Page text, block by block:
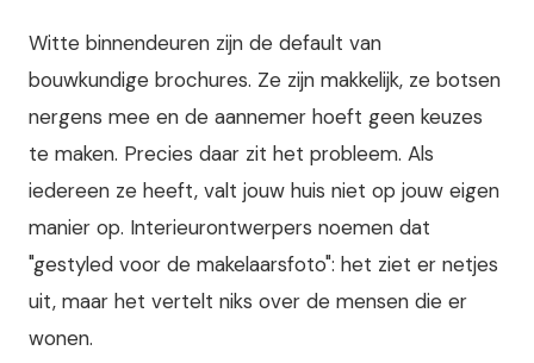
Witte binnendeuren zijn de default van
bouwkundige brochures. Ze zijn makkelijk, ze botsen
nergens mee en de aannemer hoeft geen keuzes
te maken. Precies daar zit het probleem. Als
iedereen ze heeft, valt jouw huis niet op jouw eigen
manier op. Interieurontwerpers noemen dat
"gestyled voor de makelaarsfoto": het ziet er netjes
uit, maar het vertelt niks over de mensen die er
wonen.